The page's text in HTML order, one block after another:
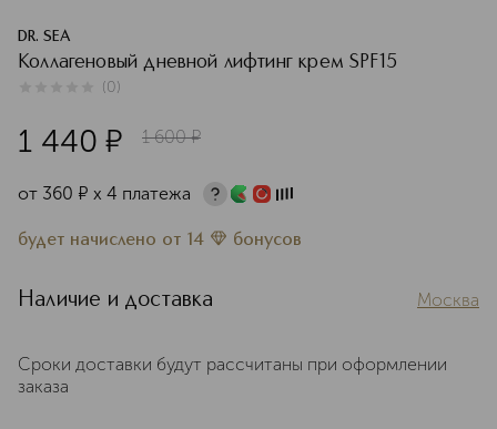
DR. SEA
Коллагеновый дневной лифтинг крем SPF15
(0)
1 440 ¤ 1 600 ¤
от 360 ¤ х 4 платежа
будет начислено от 14 бонусов
Наличие и доставка Москва
Сроки доставки будут рассчитаны при оформлении
заказа